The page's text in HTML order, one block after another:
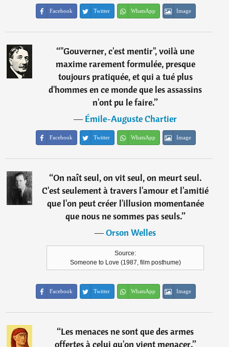
Facebook Twitter WhatsApp Image
“"Gouverner, c'est mentir", voilà une
maxime rarement formulée, presque
toujours pratiquée, et qui a tué plus
d'hommes en ce monde que les assassins
n'ont pu le faire.”
―Émile-Auguste Chartier
Facebook Twitter WhatsApp Image
“On naît seul, on vit seul, on meurt seul.
C'est seulement à travers l'amour et l'amitié
que l'on peut créer l'illusion momentanée
que nous ne sommes pas seuls.”
―Orson Welles
Source:
Someone to Love (1987, film posthume)
Facebook Twitter WhatsApp Image
“Les menaces ne sont que des armes
offertes à celui qu'on vient menacer.”